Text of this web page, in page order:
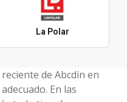
La Polar
de Abcdin en
En las